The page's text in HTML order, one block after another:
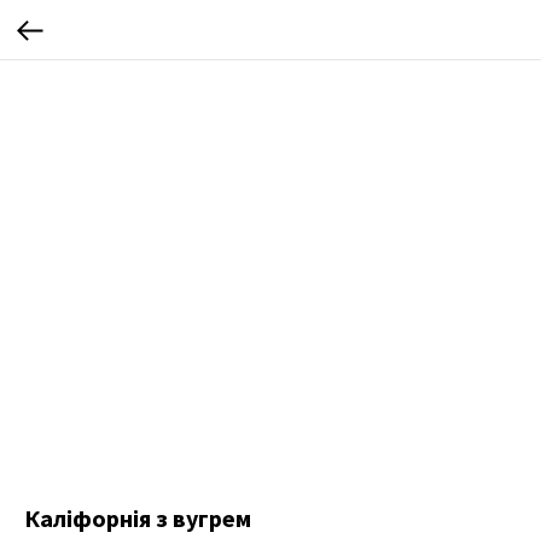
Каліфорнія з вугрем